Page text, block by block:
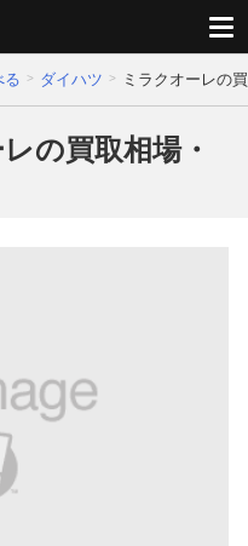
る ダイハツ ミラクオーレの
の買取相場・